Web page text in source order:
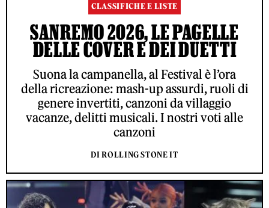
CLASSIFICHE E LISTE
SANREMO 2026, LE PAGELLE
DELLE COVER E DEI DUETTI
Suona la campanella, al Festival è l’ora
della ricreazione: mash-up assurdi, ruoli di
genere invertiti, canzoni da villaggio
vacanze, delitti musicali. I nostri voti alle
canzoni
DI ROLLING STONE IT